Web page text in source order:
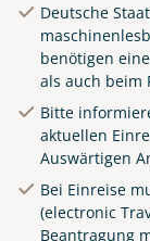
Deutsche
benötigen
als auch beim
Bitte
aktuellen
Auswärtigen
Bei Einreise
(electronic
Beantragung